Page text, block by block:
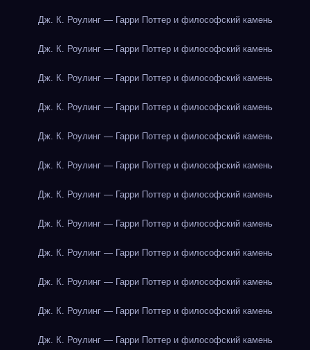
Дж. К. Роулинг — Гарри Поттер и философский камень
Дж. К. Роулинг — Гарри Поттер и философский камень
Дж. К. Роулинг — Гарри Поттер и философский камень
Дж. К. Роулинг — Гарри Поттер и философский камень
Дж. К. Роулинг — Гарри Поттер и философский камень
Дж. К. Роулинг — Гарри Поттер и философский камень
Дж. К. Роулинг — Гарри Поттер и философский камень
Дж. К. Роулинг — Гарри Поттер и философский камень
Дж. К. Роулинг — Гарри Поттер и философский камень
Дж. К. Роулинг — Гарри Поттер и философский камень
Дж. К. Роулинг — Гарри Поттер и философский камень
Дж. К. Роулинг — Гарри Поттер и философский камень